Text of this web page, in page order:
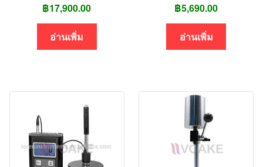
฿17,900.00
อ่านเพิ่ม
฿5,690.00
อ่านเพิ่ม